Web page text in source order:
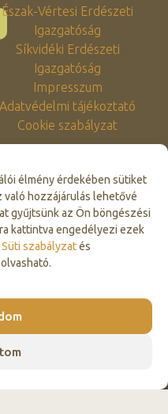
élmény érdekében sütiket
való hozzájárulás lehetővé
gyűjtsünk az Ön böngészési
kattintva engedélyezi ezek
Süti szabályzatés
cookies and
Észak-Vértesi Erdészeti
Igazgatóság
Síkvidéki Erdészeti
Igazgatóság
Impresszum
Adatvédelmi tájékoztató
Cookie szabályzat